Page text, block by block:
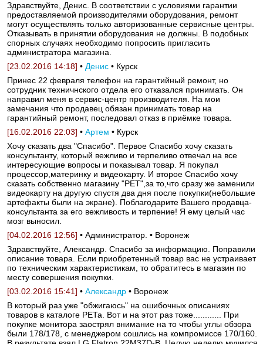
Здравствуйте, Денис. В соответствии с условиями гарантии
предоставляемой производителями оборудования, ремонт
могут осуществлять только авторизованные сервисные центры.
Отказывать в принятии оборудования не должны. В подобных
спорных случаях необходимо попросить пригласить
администратора магазина.
[23.02.2016 14:18] • Денис • Курск
Принес 22 февраля телефон на гарантийный ремонт, но
сотрудник техничнского отдела его отказался принимать. Он
направил меня в сервис-центр производителя. На мои
замечания что продавец обязан принимать товар на
гарантийный ремонт, последовал отказ в приёмке товара.
[16.02.2016 22:03] • Артем • Курск
Хочу сказать два "Спасибо". Первое Спасибо хочу сказать
консультанту, который вежливо и терпеливо отвечал на все
интересующие вопросы и показывал товар. Я покупал
процессор,материнку и видеокарту. И второе Спасибо хочу
сказать собственно магазину "РЕТ",за то,что сразу же заменили
видеокарту на другую спустя два дня после покупки(небольшие
артефакты были на экране). Поблагодарите Вашего продавца-
консультанта за его вежливость и терпение! Я ему целый час
мозг выносил.
[04.02.2016 12:56] • Администратор. • Воронеж
Здравствуйте, Александр. Спасибо за информацию. Поправили
описание товара. Если приобретенный товар вас не устраивает
по техническим характеристикам, то обратитесь в магазин по
месту совершения покупки.
[03.02.2016 15:41] • Александр • Воронеж
В который раз уже "обжигаюсь" на ошибочных описаниях
товаров в каталоге РЕТа. Вот и на этот раз тоже............ При
покупке монитора заострял внимание на то чтобы углы обзора
были 178/178, с менеджером сошлись на компромиссе 170/160.